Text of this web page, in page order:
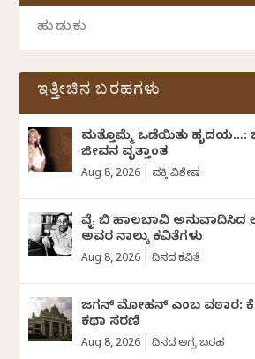
ಇತ್ತೀಚಿನ ಬರಹಗಳು
ಮತ್ತೊಮ್ಮೆ ಒಡೆಯಿತು ಹೃದಯ…:
ಜೀವನ ವೃತ್ತಾಂತ
Aug 8, 2026 ವ್ಯಕ್ತಿ ವಿಶೇಷ
ವೈ ಬಿ ಹಾಲಬಾವಿ ಅನುವಾದಿಸಿದ
ಅವರ ನಾಲ್ಕು ಕವಿತೆಗಳು
Aug 8, 2026 |ದಿನದ ಕವಿತೆ
ಜಗನ್‌ ಮೋಹನ್‌ ಎಂಬ ವಠಾರ:
ಕಥಾ ಸರಣಿ
Aug 8, 2026 |ದಿನದ ಅಗ್ರ ಬರಹ